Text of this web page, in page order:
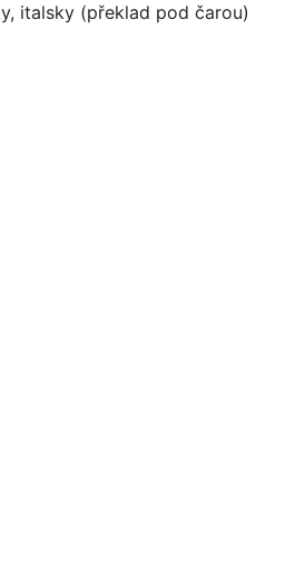
italsky (překlad pod čarou)